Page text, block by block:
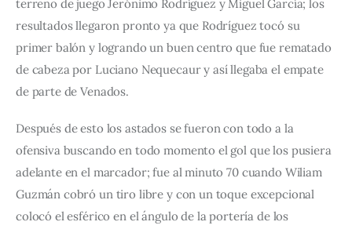
terreno de juego Jerónimo Rodríguez y Miguel García; los
resultados llegaron pronto ya que Rodríguez tocó su
primer balón y logrando un buen centro que fue rematado
de cabeza por Luciano Nequecaur y así llegaba el empate
de parte de Venados.
Después de esto los astados se fueron con todo a la
ofensiva buscando en todo momento el gol que los pusiera
adelante en el marcador; fue al minuto 70 cuando Wiliam
Guzmán cobró un tiro libre y con un toque excepcional
colocó el esférico en el ángulo de la portería de los